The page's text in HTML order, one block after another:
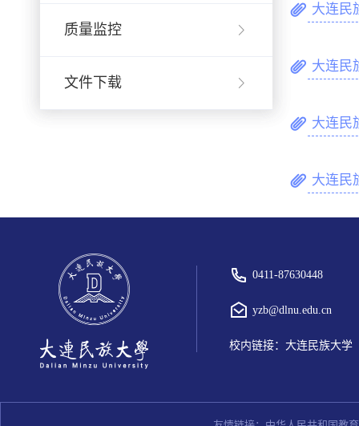
质量监控
文件下载
大连民
大连民
大连民
大连民
0411-87630448
yzb@dlnu.edu.cn
校内链接： 大连民族大学